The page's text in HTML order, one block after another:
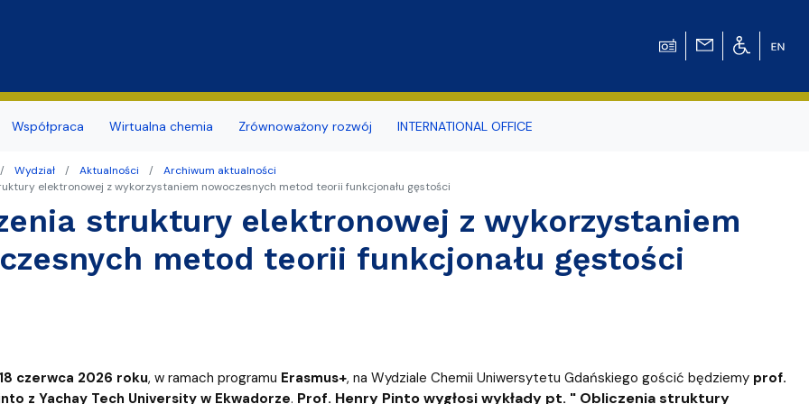
zatrudnienia
studentów
budynku
sieci i www
i Obsługi Technicznej
Dokumenty związane z BHP
Promowane/Slajdery
naukowe
zewnętrzne
Współpraca Wirtualna chemia
i Radiochemii Środowiska
Ogólnej i Nieorganicznej
Organicznej
Teoretycznej
Koło Naukowe Ochrony Środowiska
Naukowe Koło Chemików
Doświadczenia Chemiczne dr Tomasz Pluciński
Zrównoważony rozwój INTERNATIONAL OFFICE
Wydział Aktualności
Archiwum aktualności
elektronowej z wykorzystaniem nowoczesnych metod teorii funkcjonału gęstości
struktury elektronowej z wykorzystaniem
metod teorii funkcjonału gęstości
czerwca 2026 roku, w ramach programu Erasmus+, na Wydziale Chemii Uniwersytetu Gdańskiego gościć będziemy prof.
z Yachay Tech University w Ekwadorze. Prof. Henry Pinto wygłosi wykłady pt. " Obliczenia struktury